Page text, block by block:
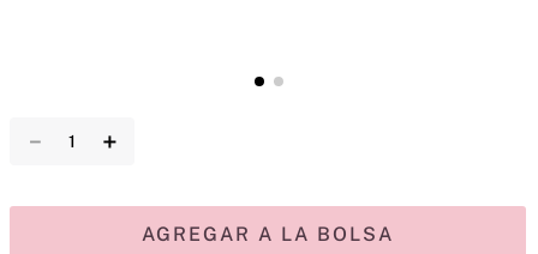
＋
－
AGREGAR A LA BOLSA